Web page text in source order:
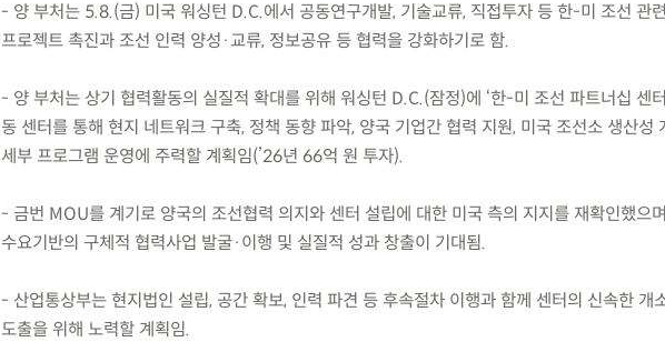
- 양 부처는 5.8.(금) 미국 워싱턴 D.C.에서 공동연구개발, 기술교류, 직접투자 등 한-미 조선 관
프로젝트 촉진과 조선 인력 양성·교류, 정보공유 등 협력을 강화하기로 함.
- 양 부처는 상기 협력활동의 실질적 확대를 위해 워싱턴 D.C.(잠정)에 ‘한-미 조선 파트너십 센
동 센터를 통해 현지 네트워크 구축, 정책 동향 파악, 양국 기업간 협력 지원, 미국 조선소 생산성
세부 프로그램 운영에 주력할 계획임(’26년 66억 원 투자).
- 금번 MOU를 계기로 양국의 조선협력 의지와 센터 설립에 대한 미국 측의 지지를 재확인했으
수요기반의 구체적 협력사업 발굴·이행 및 실질적 성과 창출이 기대됨.
- 산업통상부는 현지법인 설립, 공간 확보, 인력 파견 등 후속절차 이행과 함께 센터의 신속한 개
도출을 위해 노력할 계획임.